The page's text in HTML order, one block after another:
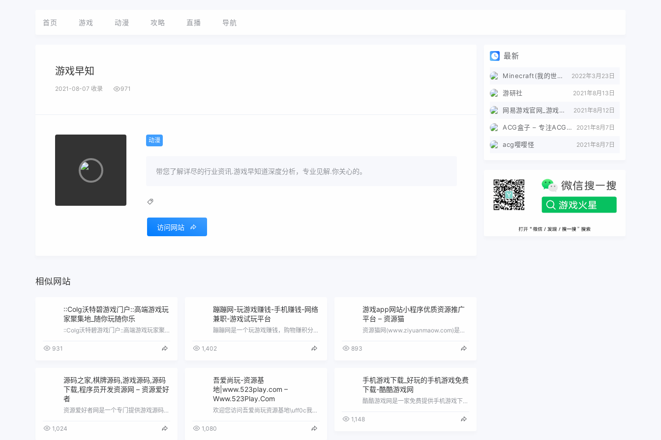
首页 游戏 动漫 攻略 直播 导航
游戏早知
2021-08-07 收录 971
动漫
带您了解详尽的行业资讯.游戏早知道深度分析，专业见解.你关心的。
访问网站
相似网站
::Colg沃特碧游戏门户::高端游戏玩
家聚集地_随你玩随你乐
::Colg沃特碧游戏门户::高端游戏玩家聚集地_随你玩随你乐
931
蹦蹦网-玩游戏赚钱-手机赚钱-网络
兼职-游戏试玩平台
蹦蹦网是一个玩游戏赚钱，购物赚积分，兑换各种奖品的游戏试玩平台。蹦蹦网可谓是游戏赚钱和手机赚钱大全：提供各类网页游戏、手机游戏试玩。…
1,402
游戏app网站小程序优质资源推广
平台 – 资源猫
资源猫网(www.ziyuanmaow.com)是一个专注资源分享的网站，资源猫分类目录下国内专业的网址导航网站,每个在线网站都是由…
893
源码之家,棋牌源码,游戏源码,源码
下载,程序员开发资源网 – 资源爱好
者
资源爱好者网是一个专门提供游戏源码,网站源码,端游源码,页游源码,手游源码,棋牌源码,技术文章,网站模板,精品软件,视频教程,客户端…
1,024
吾爱尚玩-资源基
地|www.523play.com –
Www.523Play.Com
欢迎您访问吾爱尚玩资源基地\uff0c我们的永久域名是http://www.523play.com/ 本站整合全网游戏资源。 这里有…
1,080
手机游戏下载_好玩的手机游戏免费
下载-酷酷游戏网
酷酷游戏网是一家免费提供手机游戏下载的网站，包含了安卓游戏下载、苹果游戏下载、手机游戏排行榜，以及手游资讯、攻略、活动等相关内容，找…
1,148
最新
Minecraft(我的世界)苦力怕论坛 2022年3月23日
游研社 2021年8月13日
网易游戏官网_游戏热爱者 2021年8月12日
ACG盒子 – 专注ACG的导航盒子 2021年8月7日
acg嘤嘤怪 2021年8月7日